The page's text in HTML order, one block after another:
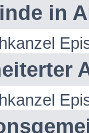
in